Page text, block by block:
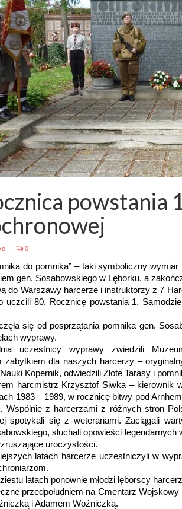
powstania
| 0
do pomnika” – taki symboliczny
gen. Sosabowskiego w Lęborku, a
do Warszawy harcerze i instruktorzy z 7
uczcili 80. Rocznicę powstania 1.
się od posprzątania pomnika gen.
wyprawy.
uczestnicy wyprawy zwiedzili
zabytkiem dla naszych harcerzy –
Kopernik, odwiedzili Złote Tarasy i
harcmistrz Krzysztof Siwka – kierownik
1983 – 1989, w rocznicę bitwy pod
Wspólnie z harcerzami z różnych stron
spotykali się z weteranami. Zaciągali
słuchali opowieści
uroczystości.
latach harcerze uczestniczyli w
latach ponownie młodzi lęborscy
przedpołudniem na Cmentarz
i Adamem Woźniczką.